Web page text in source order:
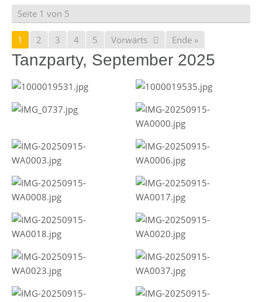
Seite 1 von 5
1 2 3 4 5 Vorwärts Ende »
Tanzparty, September 2025